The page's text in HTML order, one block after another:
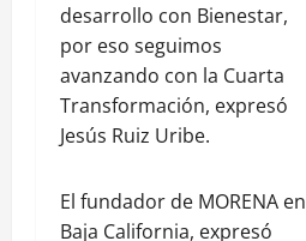
desarrollo con Bienestar,
por eso seguimos
avanzando con la Cuarta
Transformación, expresó
Jesús Ruiz Uribe.
El fundador de MORENA en
Baja California, expresó